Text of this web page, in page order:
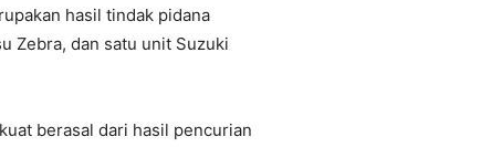
hasil tindak pidana
Zebra, dan satu unit Suzuki
berasal dari hasil pencurian